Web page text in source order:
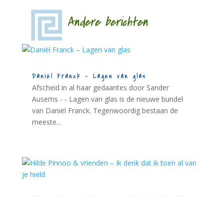
Andere berichten
Daniël Franck – Lagen van glas
Afscheid in al haar gedaantes door Sander
Ausems - - Lagen van glas is de nieuwe bundel
van Daniël Franck. Tegenwoordig bestaan de
meeste...